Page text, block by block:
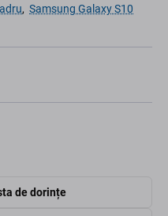
, Samsung Galaxy S10
de dorințe